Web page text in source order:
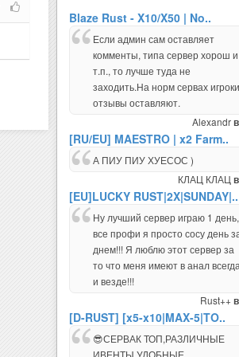
Если админ сам оставляет
комменты, типа сервер хорош и
т.п., то лучше туда не
заходить.На норм сервах игроки
отзывы оставляют.
[RU/EU] MAESTRO | x2 Farm..
А ПИУ ПИУ ХУЕСОС )
КЛАЦ КЛАЦ
[EU]LUCKY RUST|2X|SUNDAY|..
Ну лучший сервер играю 1 день,
все профи я просто сосу день за
днем!!! Я люблю этот сервер за
то что меня имеют в анал всегда
и везде!!!
[D-RUST] [x5-x10|MAX-5|TO..
😎СЕРВАК ТОП,РАЗЛИЧНЫЕ
ИВЕНТЫ,УДОБНЫЕ